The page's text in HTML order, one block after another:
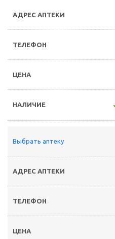
Выбрать аптеку